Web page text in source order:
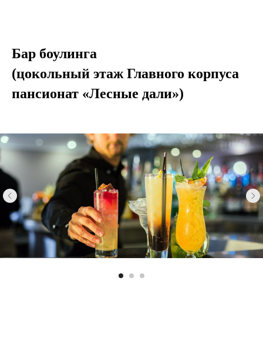
Бар боулинга
(цокольный этаж Главного корпуса
пансионат «Лесные дали»)